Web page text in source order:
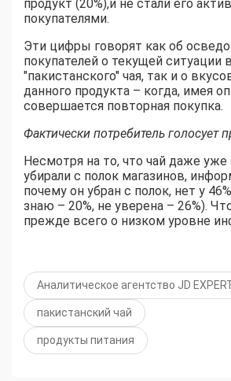
продукт (20%),и не стали его
покупателями.
Эти цифры говорят как об
покупателей о текущей ситуации
"пакистанского" чая, так и о
данного продукта – когда, имея
совершается повторная покупка.
Фактически потребитель голосует
Несмотря на то, что чай даже
убирали с полок магазинов,
почему он убран с полок, нет у
знаю – 20%, не уверена – 26%).
прежде всего о низком уровне
Аналитическое агентство JD
пакистанский чай
продукты питания